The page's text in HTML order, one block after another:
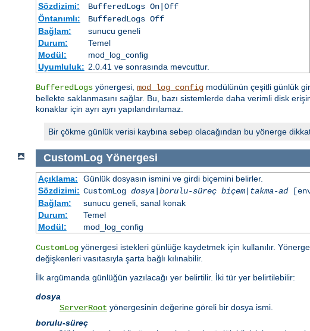
Sözdizimi:
BufferedLogs On|Off
Öntanımlı:
BufferedLogs Off
Bağlam:
sunucu geneli
Durum:
Temel
Modül:
mod_log_config
Uyumluluk: 2.0.41 ve sonrasında mevcuttur.
BufferedLogs yönergesi, mod_log_config modülünün çeşitli günlük
bellekte saklanmasını sağlar. Bu, bazı sistemlerde daha verimli disk
konaklar için ayrı ayrı yapılandırılamaz.
Bir çökme günlük verisi kaybına sebep olacağından bu yönerge
CustomLog Yönergesi
Açıklama:
Günlük dosyasın ismini ve girdi biçemini belirler.
Sözdizimi: CustomLog dosya|borulu-süreç biçem| takma-ad
Bağlam:
sunucu geneli, sanal konak
Durum:
Temel
Modül:
mod_log_config
CustomLog yönergesi istekleri günlüğe kaydetmek için kullanılır.
değişkenleri vasıtasıyla şarta bağlı kılınabilir.
İlk argümanda günlüğün yazılacağı yer belirtilir. İki tür yer belirtilebilir:
dosya
ServerRoot yönergesinin değerine göreli bir dosya ismi.
borulu-süreç